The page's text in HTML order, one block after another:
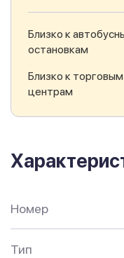
Близко к
остановкам
Близко к торговым
центрам
Номер
Тип